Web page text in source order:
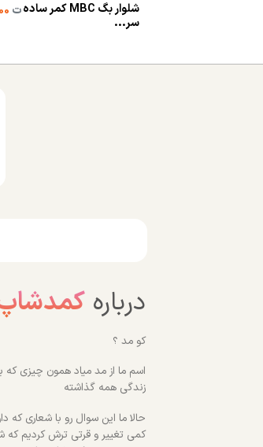
شلوار بگ MBC کمر ساده
سر...
ت
درباره
کو مد ؟
اسم ما از مد میاد همون چیزی که
زندگی همه گذاشته
حالا ما این سوال رو با شعاری که
کمی تغییر و قرتی ترش کردیم